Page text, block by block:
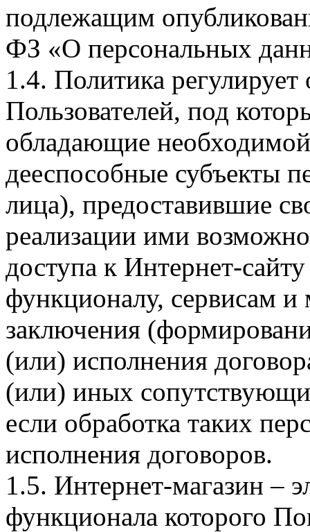
подлежащим
ФЗ «О персональных
1.4. Политика
Пользователей, под
обладающие
дееспособные субъекты
лица), предоставившие
реализации ими
доступа к Интернет-
функционалу, сервисам и
заключения
(или) исполнения
(или) иных
если обработка таких
исполнения договоров.
1.5. Интернет-магазин –
функционала которого